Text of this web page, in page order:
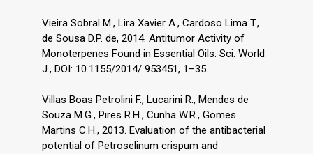
Vieira Sobral M., Lira Xavier A., Cardoso Lima T.,
de Sousa D.P. de, 2014. Antitumor Activity of
Monoterpenes Found in Essential Oils. Sci. World
J., DOI: 10.1155/2014/ 953451, 1–35.
Villas Boas Petrolini F., Lucarini R., Mendes de
Souza M.G., Pires R.H., Cunha W.R., Gomes
Martins C.H., 2013. Evaluation of the antibacterial
potential of Petroselinum crispum and